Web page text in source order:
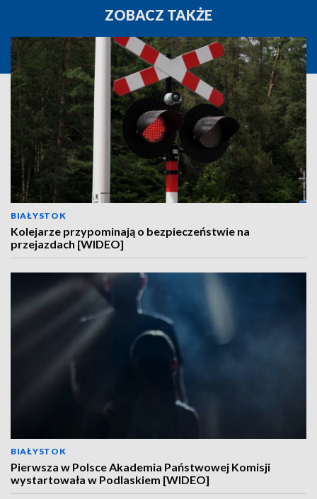
ZOBACZ TAKŻE
BIAŁYSTOK
Kolejarze przypominają o bezpieczeństwie na
przejazdach [WIDEO]
BIAŁYSTOK
Pierwsza w Polsce Akademia Państwowej Komisji
wystartowała w Podlaskiem [WIDEO]